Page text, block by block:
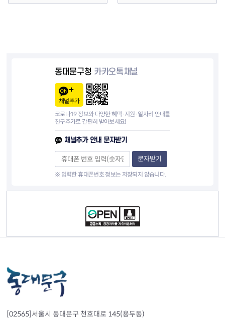
동대문구청 카카오톡채널
채널추가
코로나19 정보와 다양한 혜택·지원·일자리 안내를
친구추가로 간편히 받아보세요!
채널추가 안내 문자받기
문자받기
※ 입력한 휴대폰번호 정보는 저장되지 않습니다.
[02565]서울시 동대문구 천호대로 145(용두동)